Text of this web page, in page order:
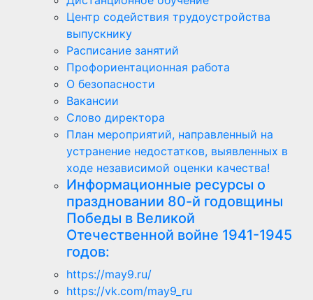
Центр содействия трудоустройства
выпускнику
Расписание занятий
Профориентационная работа
О безопасности
Вакансии
Слово директора
План мероприятий, направленный на
устранение недостатков, выявленных в
ходе независимой оценки качества!
Информационные ресурсы о
праздновании 80-й годовщины
Победы в Великой
Отечественной войне 1941-1945
годов:
https://may9.ru/
https://vk.com/may9_ru